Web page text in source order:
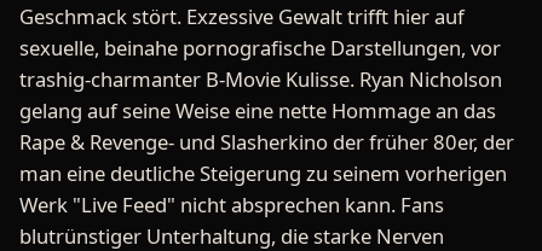
Geschmack stört. Exzessive Gewalt trifft hier auf
sexuelle, beinahe pornografische Darstellungen, vor
trashig-charmanter B-Movie Kulisse. Ryan Nicholson
gelang auf seine Weise eine nette Hommage an das
Rape & Revenge- und Slasherkino der früher 80er, der
man eine deutliche Steigerung zu seinem vorherigen
Werk "Live Feed" nicht absprechen kann. Fans
blutrünstiger Unterhaltung, die starke Nerven